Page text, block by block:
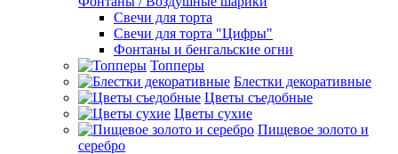
Свечи для торта
Свечи для торта "Цифры"
Фонтаны и бенгальские огни
Топперы
Блестки декоративные
Цветы съедобные
Цветы сухие
Пищевое золото и
серебро